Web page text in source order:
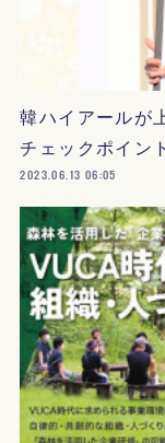
韓ハイアールが
チェックポイント
2023.06.13 06:05